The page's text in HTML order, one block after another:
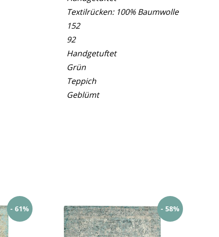
Textilrücken: 100% Baumwolle
152
92
Handgetuftet
Grün
Teppich
Geblümt
- 61% - 58%